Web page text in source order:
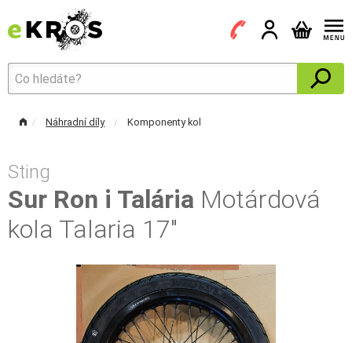
Náhradní díly Komponenty kol
Sting
Sur Ron i Talária Motárdová
kola Talaria 17"